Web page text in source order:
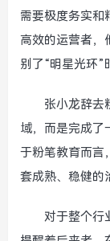
需要极度务实和
高效的运营者，
别了“明星光环”
张小龙辞去
域，而是完成了
于粉笔教育而言
套成熟、稳健的
对于整个行